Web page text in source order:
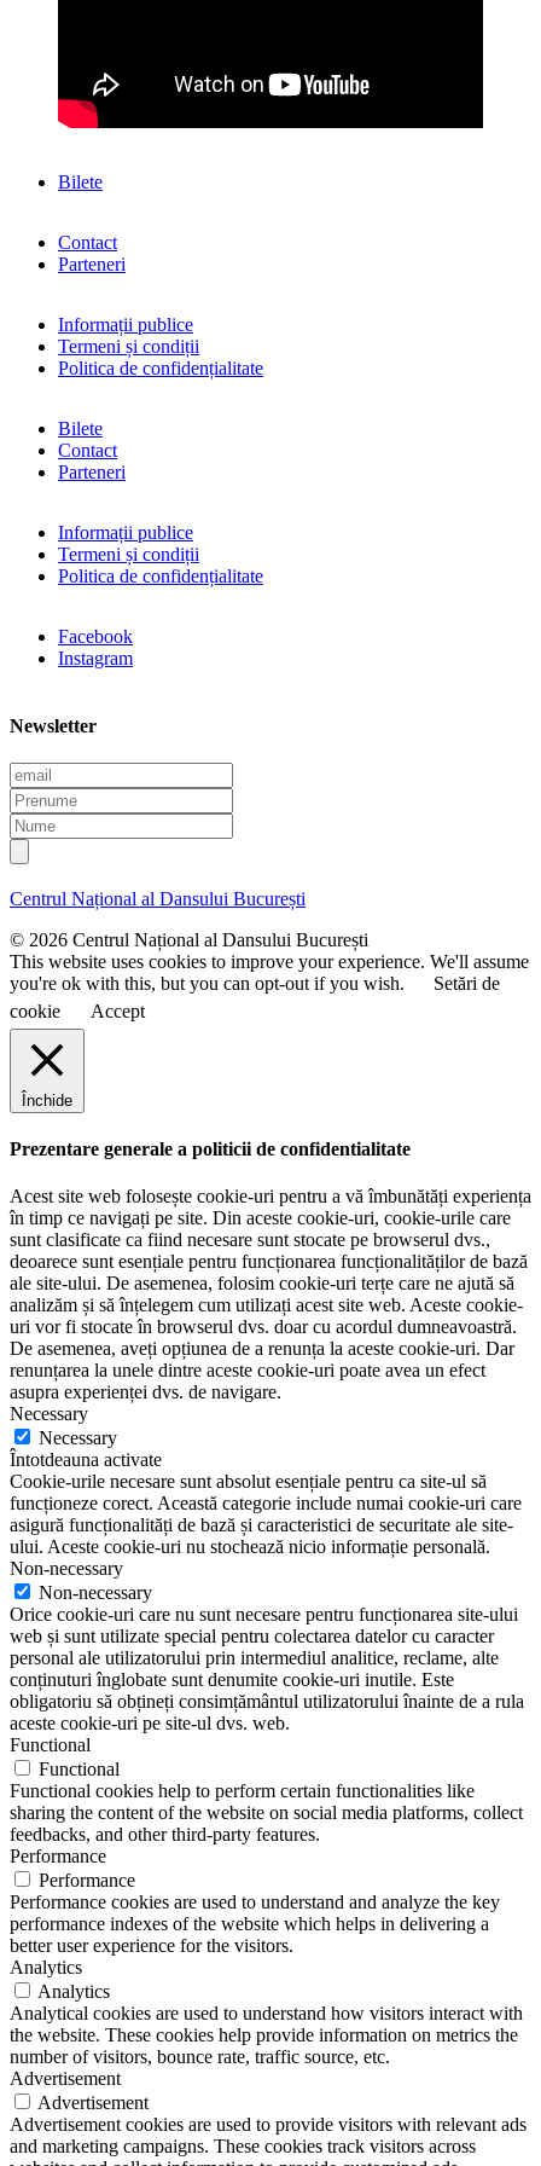
Bilete
Contact
Parteneri
Informații publice
Termeni și condiții
Politica de confidențialitate
Bilete
Contact
Parteneri
Informații publice
Termeni și condiții
Politica de confidențialitate
Facebook
Instagram
Newsletter
E
m
a
i
l
P
r
e
n
m
N
u
m
e
Centrul Național al Dansului București
© 2026 Centrul Național al Dansului București
This website uses cookies to improve your experience. We'll assume
you're ok with this, but you can opt-out if you wish.
Setări de
cookie
Accept
Închide
Prezentare generale a politicii de confidentialitate
Acest site web folosește cookie-uri pentru a vă îmbunătăți experiența
în timp ce navigați pe site. Din aceste cookie-uri, cookie-urile care
sunt clasificate ca fiind necesare sunt stocate pe browserul dvs.,
deoarece sunt esențiale pentru funcționarea funcționalităților de bază
ale site-ului. De asemenea, folosim cookie-uri terțe care ne ajută să
analizăm și să înțelegem cum utilizați acest site web. Aceste cookie-
uri vor fi stocate în browserul dvs. doar cu acordul dumneavoastră.
De asemenea, aveți opțiunea de a renunța la aceste cookie-uri. Dar
renunțarea la unele dintre aceste cookie-uri poate avea un efect
asupra experienței dvs. de navigare.
Necessary
Necessary
Întotdeauna activate
Cookie-urile necesare sunt absolut esențiale pentru ca site-ul să
funcționeze corect. Această categorie include numai cookie-uri care
asigură funcționalități de bază și caracteristici de securitate ale site-
ului. Aceste cookie-uri nu stochează nicio informație personală.
Non-necessary
Non-necessary
Orice cookie-uri care nu sunt necesare pentru funcționarea site-ului
web și sunt utilizate special pentru colectarea datelor cu caracter
personal ale utilizatorului prin intermediul analitice, reclame, alte
conținuturi înglobate sunt denumite cookie-uri inutile. Este
obligatoriu să obțineți consimțământul utilizatorului înainte de a rula
aceste cookie-uri pe site-ul dvs. web.
Functional
Functional
Functional cookies help to perform certain functionalities like
sharing the content of the website on social media platforms, collect
feedbacks, and other third-party features.
Performance
Performance
Performance cookies are used to understand and analyze the key
performance indexes of the website which helps in delivering a
better user experience for the visitors.
Analytics
Analytics
Analytical cookies are used to understand how visitors interact with
the website. These cookies help provide information on metrics the
number of visitors, bounce rate, traffic source, etc.
Advertisement
Advertisement
Advertisement cookies are used to provide visitors with relevant ads
and marketing campaigns. These cookies track visitors across